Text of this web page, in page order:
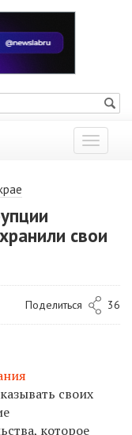
Показать
меню
свои
Поделиться 36
своих
которое